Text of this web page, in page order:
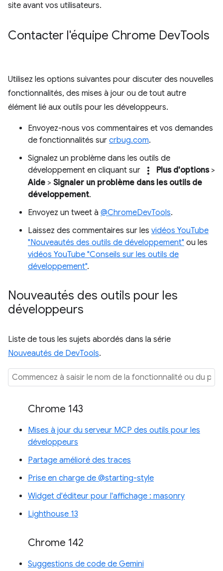
site avant vos utilisateurs.
Contacter l'équipe Chrome DevTools
Utilisez les options suivantes pour discuter des nouvelles
fonctionnalités, des mises à jour ou de tout autre
élément lié aux outils pour les développeurs.
Envoyez-nous vos commentaires et vos demandes
de fonctionnalités sur crbug.com.
Signalez un problème dans les outils de
développement en cliquant sur
more_vert Plus d'options>
Aide > Signaler un problème dans les outils de
développement.
Envoyez un tweet à @ChromeDevTools.
Laissez des commentaires sur les vidéos YouTube
"Nouveautés des outils de développement" ou les
vidéos YouTube "Conseils sur les outils de
développement".
Nouveautés des outils pour les
développeurs
Liste de tous les sujets abordés dans la série
Nouveautés de DevTools.
Chrome 143
Mises à jour du serveur MCP des outils pour les
développeurs
Partage amélioré des traces
Prise en charge de @starting-style
Widget d'éditeur pour l'affichage : masonry
Lighthouse 13
Chrome 142
Suggestions de code de Gemini